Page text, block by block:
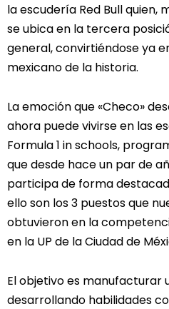
la escudería Red Bull quien,
se ubica en la tercera
general, convirtiéndose ya
mexicano de la historia.
La emoción que «Checo»
ahora puede vivirse en las
Formula 1 in schools,
que desde hace un par de
participa de forma
ello son los 3 puestos que
obtuvieron en la
en la UP de la Ciudad de
El objetivo es manufacturar
desarrollando habilidades